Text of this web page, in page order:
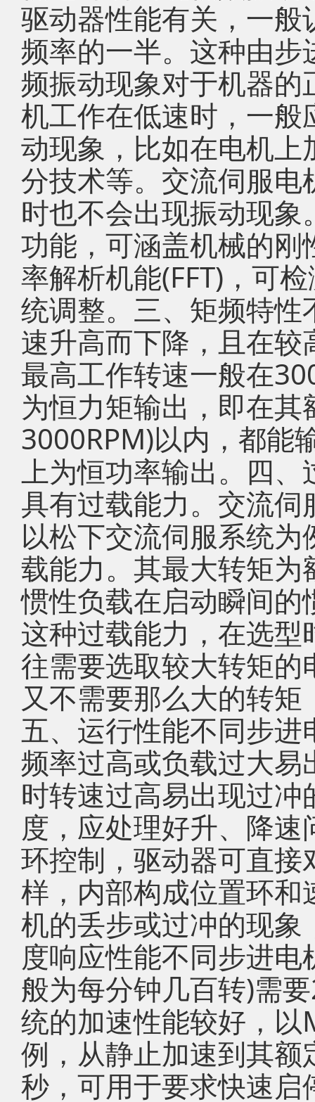
驱动器性能有关，一
频率的一半。这种由
频振动现象对于机器
机工作在低速时，一
动现象，比如在电机
分技术等。交流伺服
时也不会出现振动现
功能，可涵盖机械的
率解析机能(FFT)，可
统调整。三、矩频特
速升高而下降，且在
最高工作转速一般在
为恒力矩输出，即在
3000RPM)以内，都能
上为恒功率输出。四
具有过载能力。交流
以松下交流伺服系统
载能力。其最大转矩
惯性负载在启动瞬间
这种过载能力，在选
往需要选取较大转矩
又不需要那么大的转
五、运行性能不同步
频率过高或负载过大
时转速过高易出现过
度，应处理好升、降
环控制，驱动器可直
样，内部构成位置环
机的丢步或过冲的现
度响应性能不同步进
般为每分钟几百转)需
统的加速性能较好，
例，从静止加速到其
秒，可用于要求快速